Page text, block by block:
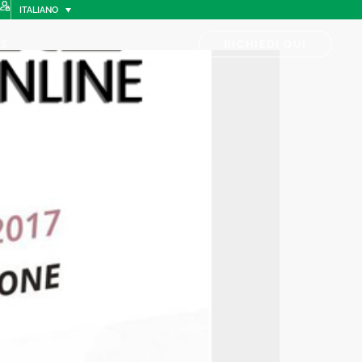
ITALIANO